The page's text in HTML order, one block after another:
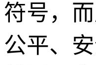
符号，
公平、